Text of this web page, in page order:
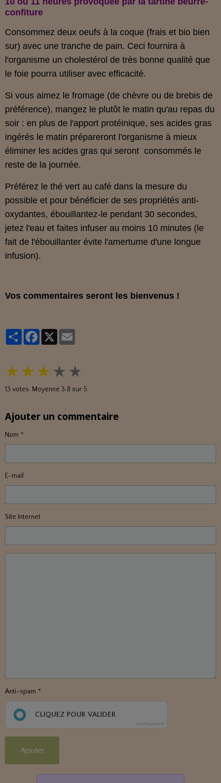
confiture
Consommez deux oeufs à la coque (frais et bio bien
sur) avec une tranche de pain. Ceci fournira à
l'organisme un cholestérol de très bonne qualité que
le foie pourra utiliser avec efficacité.
Si vous aimez le fromage (de chèvre ou de brebis de
préférence), mangez le plutôt le matin qu'au repas du
soir : en plus de l'apport protéinique, ses acides gras
ingérés le matin prépareront l'organisme à mieux
éliminer les acides gras qui seront consommés le
reste de la journée.
Préférez le thé vert au café dans la mesure du
possible et pour bénéficier de ses propriétés anti-
oxydantes, ébouillantez-le pendant 30 secondes,
jetez l'eau et faites infuser au moins 10 minutes (le
fait de l'ébouillanter évite l'amertume d'une longue
infusion).
Vos commentaires seront les bienvenus !
PartagerFacebook
★ ★ ★ ★ ★
13 votes. Moyenne 3.8 sur 5.
Ajouter un commentaire
Nom
E-mail
Site Internet
Anti-spam
CLIQUEZ POUR VALIDER
IconCaptcha ©
Ajouter